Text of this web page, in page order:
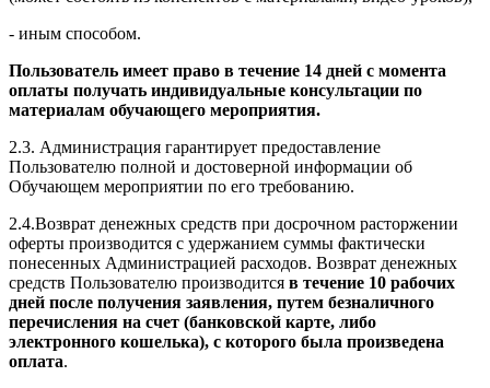
- иным способом.
Пользователь имеет право в течение 14 дней с момента
оплаты получать индивидуальные консультации по
материалам обучающего мероприятия.
2.3. Администрация гарантирует предоставление
Пользователю полной и достоверной информации об
Обучающем мероприятии по его требованию.
2.4.Возврат денежных средств при досрочном расторжении
оферты производится с удержанием суммы фактически
понесенных Администрацией расходов. Возврат денежных
средств Пользователю производится в течение 10 рабочих
дней после получения заявления, путем безналичного
перечисления на счет (банковской карте, либо
электронного кошелька), с которого была произведена
оплата.